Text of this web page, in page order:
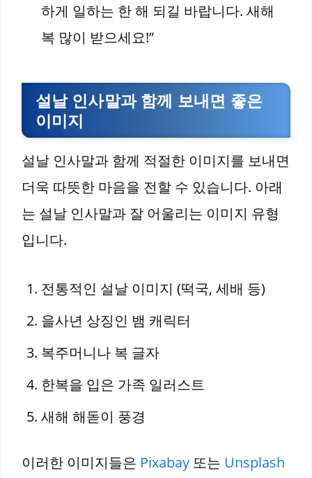
하게 일하는 한 해 되길 바랍니다. 새해
복 많이 받으세요!”
설날 인사말과 함께 보내면 좋은
이미지
설날 인사말과 함께 적절한 이미지를 보내면
더욱 따뜻한 마음을 전할 수 있습니다. 아래
는 설날 인사말과 잘 어울리는 이미지 유형
입니다.
전통적인 설날 이미지 (떡국, 세배 등)
을사년 상징인 뱀 캐릭터
복주머니나 복 글자
한복을 입은 가족 일러스트
새해 해돋이 풍경
이러한 이미지들은 Pixabay 또는 Unsplash